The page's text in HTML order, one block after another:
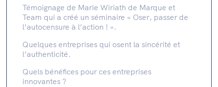
Témoignage de Marie Wiriath de Marque et
Team qui a créé un séminaire « Oser, passer de
l’autocensure à l’action ! ».
Quelques entreprises qui osent la sincérité et
l’authenticité.
Quels bénéfices pour ces entreprises
innovantes ?